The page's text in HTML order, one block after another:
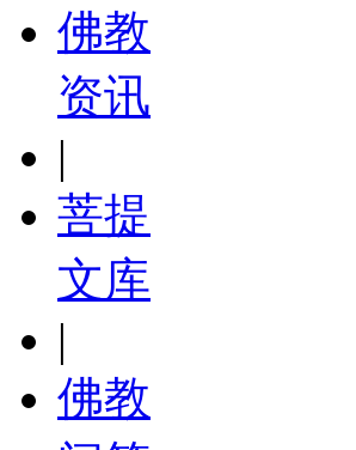
佛教
资讯
|
菩提
文库
|
佛教